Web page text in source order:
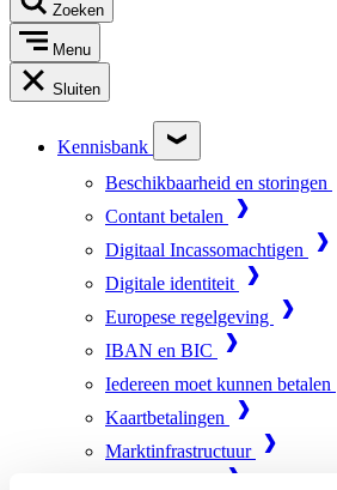
Zoeken
Menu
Sluiten
Kennisbank
Beschikbaarheid en storingen
Contant betalen
Digitaal Incassomachtigen
Digitale identiteit
Europese regelgeving
IBAN en BIC
Iedereen moet kunnen betalen
Kaartbetalingen
Marktinfrastructuur